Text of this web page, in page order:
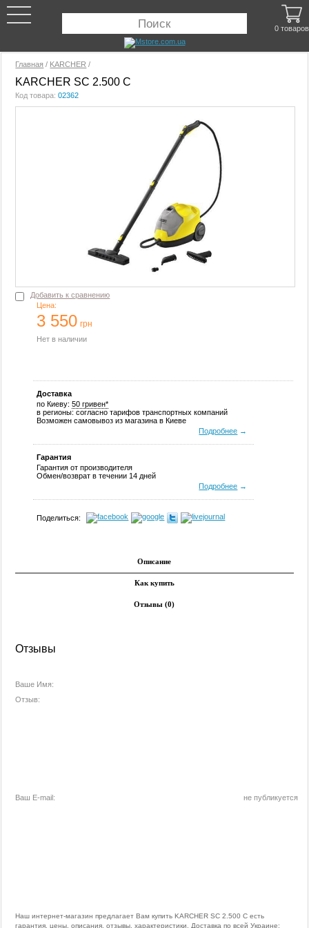
Главная / KARCHER /
KARCHER SC 2.500 C
Код товара:02362
Добавить к сравнению
Цена:
3 550 грн
Нет в наличии
Доставка
по Киеву:50 гривен*
в регионы: согласно тарифов транспортных компаний
Возможен самовывоз из магазина в Киеве
Подробнее →
Гарантия
Гарантия от производителя
Обмен/возврат в течении 14 дней
Подробнее →
Поделиться:
Описание
Как купить
Отзывы (0)
Отзывы
Ваше Имя:
Отзыв:
не публикуется
Ваш E-mail:
Наш интернет-магазин предлагает Вам купить KARCHER SC 2.500 C есть
гарантия, цены, описания, отзывы, характеристики. Доставка по всей Украине:
0 товаров